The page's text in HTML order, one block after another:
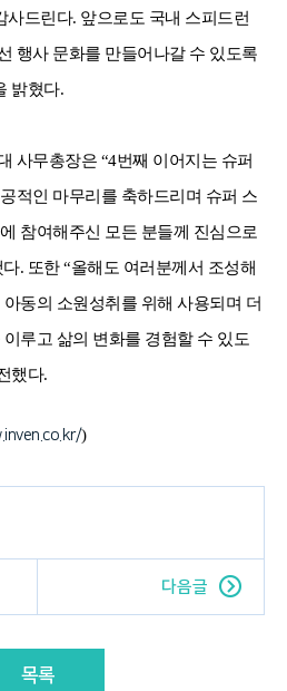
사드린다. 앞으로도 국내 스피드런
행사 문화를 만들어나갈 수 있도록
밝혔다.
사무총장은 “4번째 이어지는 슈퍼
적인 마무리를 축하드리며 슈퍼 스
참여해주신 모든 분들께 진심으로
. 또한 “올해도 여러분께서 조성해
동의 소원성취를 위해 사용되며 더
루고 삶의 변화를 경험할 수 있도
했다.
)
다음글
목록